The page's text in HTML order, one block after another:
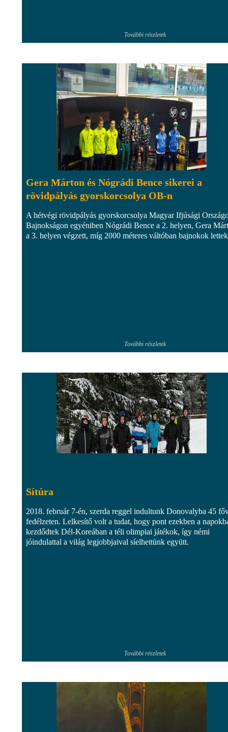
További részletek
Gera Márton és Nógrádi Bence sikerei a
rövidpályás gyorskorcsolya OB-n
A hétvégi rövidpályás gyorskorcsolya Magyar Ifjúsági
Bajnokságon egyéniben Nógrádi Bence a 2. helyen, Gera
a 3. helyen végzett, míg 2000 méteres váltóban bajnokok
További részletek
Sítúra
2018. február 7-én, szerda reggel indultunk Donovalyba 45
fedélzeten. Lelkesítő volt a tudat, hogy pont ezekben a
kezdődtek Dél-Koreában a téli olimpiai játékok, így némi
jóindulattal a világ legjobbjaival síelhettünk együtt.
További részletek